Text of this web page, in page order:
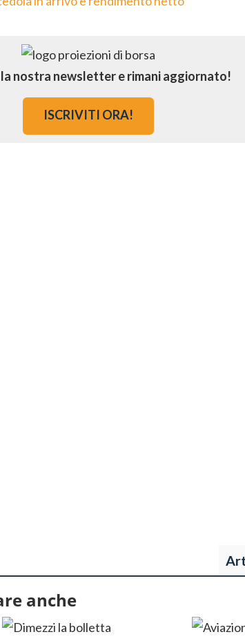
nostra newsletter e rimani aggiornato!
ISCRIVITI ORA!
anche